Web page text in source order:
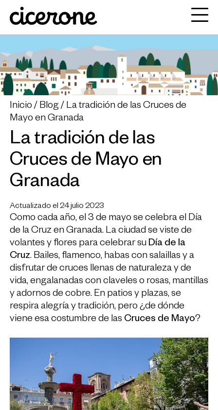
Inicio Blog
La tradición de las Cruces de
Mayo en Granada
La tradición de las
Cruces de Mayo en
Granada
Actualizado el 24 julio 2023
Como cada año, el 3 de mayo se celebra el Día
de la Cruz en Granada. La ciudad se viste de
volantes y flores para celebrar su Día de la
Cruz. Bailes, flamenco, habas con salaillas y a
disfrutar de cruces llenas de naturaleza y de
vida, engalanadas con claveles o rosas, mantillas
y adornos de cobre. En patios y plazas, se
respira alegría y tradición, pero ¿de dónde
viene esa costumbre de las Cruces de Mayo?